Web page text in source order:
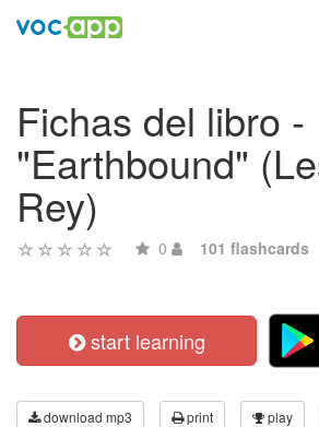
Fichas del libro -
"Earthbound"
Rey)
0 101 flashcards
start learning
download mp3 print play